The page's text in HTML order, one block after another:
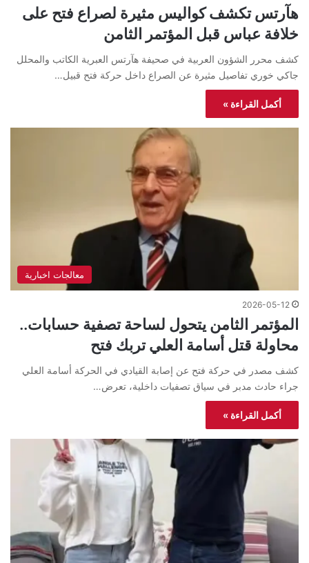
هآرتس تكشف كواليس مثيرة لصراع فتح على
خلافة عباس قبل المؤتمر الثامن
كشف محرر الشؤون العربية في صحيفة هآرتس العبرية الكاتب والمحلل
جاكي خوري تفاصيل مثيرة عن الصراع داخل حركة فتح قبيل…
أكمل القراءة »
معالجات اخبارية
2026-05-12
المؤتمر الثامن يتحول لساحة تصفية حسابات..
محاولة قتل أسامة العلي تربك فتح
كشف مصدر في حركة فتح عن إصابة القيادي في الحركة أسامة العلي
جراء حادث مدبر في سياق تصفيات داخلية، تعرض…
أكمل القراءة »